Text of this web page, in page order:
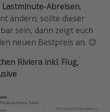
Lastminute-Abreisen,
ändern; sollte dieser
sein, dann zeigt euch
neuen Bestpreis an. 😊
Riviera inkl. Flug,